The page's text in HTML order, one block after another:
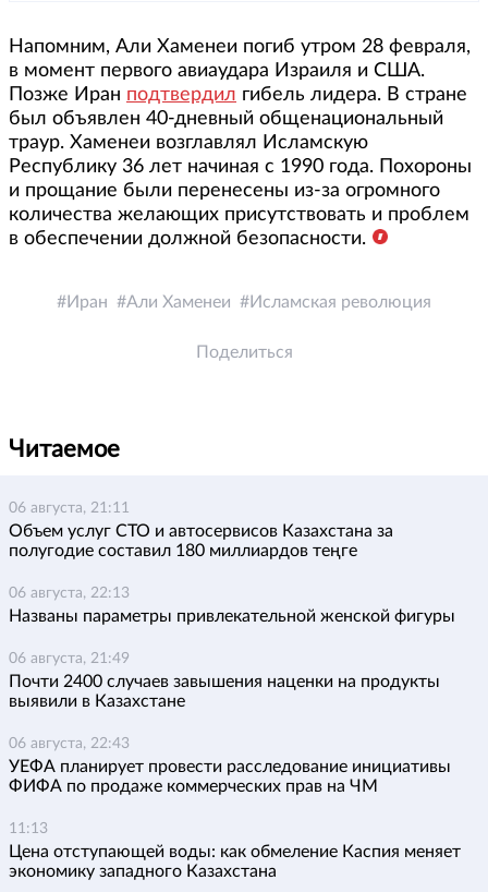
Напомним, Али Хаменеи погиб утром 28 февраля,
в момент первого авиаудара Израиля и США.
Позже Иран подтвердил гибель лидера. В стране
был объявлен 40-дневный общенациональный
траур. Хаменеи возглавлял Исламскую
Республику 36 лет начиная с 1990 года. Похороны
и прощание были перенесены из-за огромного
количества желающих присутствовать и проблем
в обеспечении должной безопасности.
Иран Али Хаменеи Исламская революция
Поделиться
Читаемое
06 августа, 21:11
Объем услуг СТО и автосервисов Казахстана за
полугодие составил 180 миллиардов теңге
06 августа, 22:13
Названы параметры привлекательной женской фигуры
06 августа, 21:49
Почти 2400 случаев завышения наценки на продукты
выявили в Казахстане
06 августа, 22:43
УЕФА планирует провести расследование инициативы
ФИФА по продаже коммерческих прав на ЧМ
11:13
Цена отступающей воды: как обмеление Каспия меняет
экономику западного Казахстана